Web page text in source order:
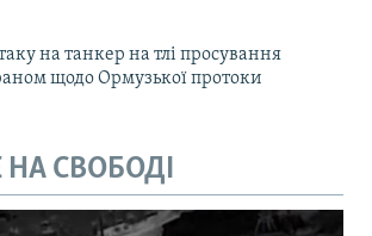
на танкер на тлі просування
щодо Ормузької протоки
СВОБОДІ